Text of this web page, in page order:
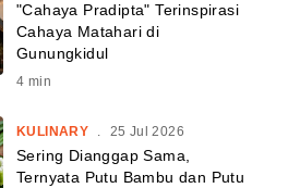
"Cahaya Pradipta" Terinspirasi
Cahaya Matahari di
Gunungkidul
4 min
KULINARY . 25 Jul 2026
Sering Dianggap Sama,
Ternyata Putu Bambu dan Putu